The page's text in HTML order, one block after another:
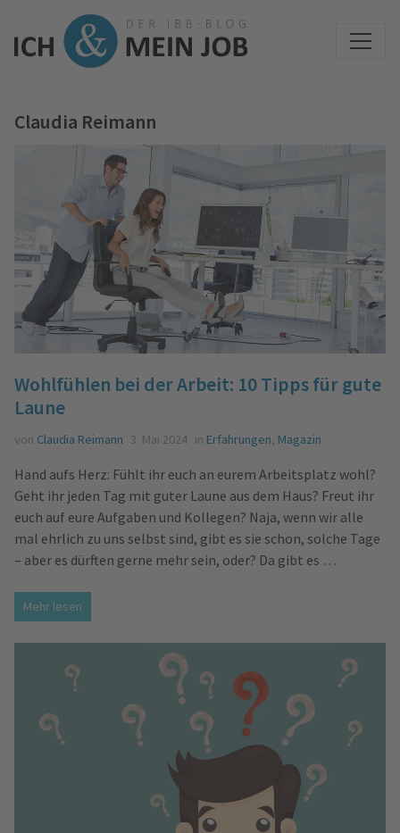
Claudia Reimann
Wohlfühlen bei der Arbeit: 10 Tipps für gute
Laune
von Claudia Reimann 3. Mai 2024 in Erfahrungen, Magazin
Hand aufs Herz: Fühlt ihr euch an eurem Arbeitsplatz wohl?
Geht ihr jeden Tag mit guter Laune aus dem Haus? Freut ihr
euch auf eure Aufgaben und Kollegen? Naja, wenn wir alle
mal ehrlich zu uns selbst sind, gibt es sie schon, solche Tage
– aber es dürften gerne mehr sein, oder? Da gibt es …
Mehr lesen